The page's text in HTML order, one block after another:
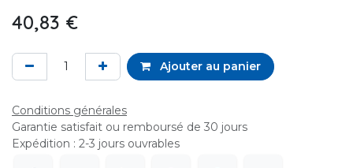
40,83 €
Ajouter au panier
Conditions générales
Garantie satisfait ou remboursé de 30 jours
Expédition : 2-3 jours ouvrables